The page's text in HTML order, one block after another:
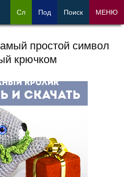
простой символ
крючком
Сл Под Поиск МЕНЮ